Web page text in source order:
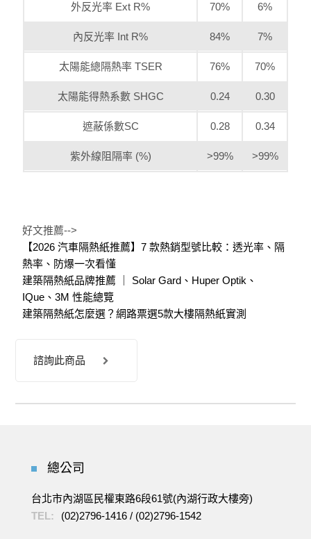
外反光率 Ext R% 70% 6%
內反光率 Int R% 84% 7%
太陽能總隔熱率 TSER 76% 70%
太陽能得熱系數 SHGC 0.24 0.30
遮蔽係數SC 0.28 0.34
紫外線阻隔率 (%) >99% >99%
好文推薦-->
【2026 汽車隔熱紙推薦】7 款熱銷型號比較：透光率、隔
熱率、防爆一次看懂
建築隔熱紙品牌推薦 ｜ Solar Gard、Huper Optik、
IQue、3M 性能總覽
建築隔熱紙怎麼選？網路票選5款大樓隔熱紙實測
諮詢此商品
總公司
台北市內湖區民權東路6段61號(內湖行政大樓旁)
TEL:
(02)2796-1416/ (02)2796-1542